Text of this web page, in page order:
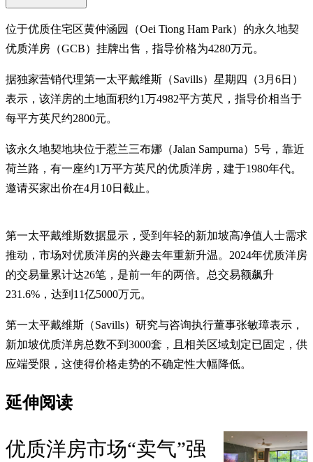
位于优质住宅区黄仲涵园（Oei Tiong Ham Park）的永久地契
优质洋房（GCB）挂牌出售，指导价格为4280万元。
据独家营销代理第一太平戴维斯（Savills）星期四（3月6日）
表示，该洋房的土地面积约1万4982平方英尺，指导价相当于
每平方英尺约2800元。
该永久地契地块位于惹兰三布娜（Jalan Sampurna）5号，靠近
荷兰路，有一座约1万平方英尺的优质洋房，建于1980年代。
邀请买家出价在4月10日截止。
第一太平戴维斯数据显示，受到年轻的新加坡高净值人士需求
推动，市场对优质洋房的兴趣去年重新升温。2024年优质洋房
的交易量累计达26笔，是前一年的两倍。总交易额飙升
231.6%，达到11亿5000万元。
第一太平戴维斯（Savills）研究与咨询执行董事张敏璋表示，
新加坡优质洋房总数不到3000套，且相关区域划定已固定，供
应端受限，这使得价格走势的不确定性大幅降低。
延伸阅读
优质洋房市场“卖气”强